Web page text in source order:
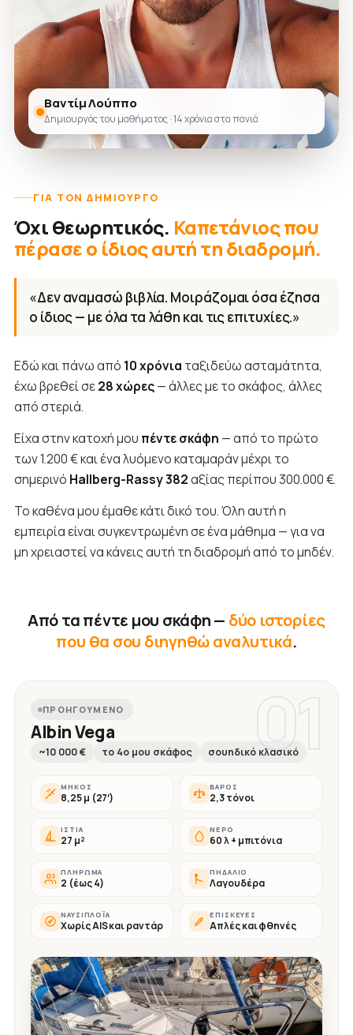
Βαντίμ Λούππο
Δημιουργός του μαθήματος · 14 χρόνια στα πανιά
ΓΙΑ ΤΟΝ ΔΗΜΙΟΥΡΓΌ
Όχι θεωρητικός. Καπετάνιος που
πέρασε ο ίδιος αυτή τη διαδρομή.
«Δεν αναμασώ βιβλία. Μοιράζομαι όσα έζησα
ο ίδιος — με όλα τα λάθη και τις επιτυχίες.»
Εδώ και πάνω από 10 χρόνια ταξιδεύω ασταμάτητα,
έχω βρεθεί σε28 χώρες— άλλες με το σκάφος, άλλες
από στεριά.
Είχα στην κατοχή μου πέντε σκάφη — από το πρώτο
των 1.200 € και ένα λυόμενο καταμαράν μέχρι το
σημερινό Hallberg-Rassy 382αξίας περίπου 300.000 €.
Το καθένα μου έμαθε κάτι δικό του. Όλη αυτή η
εμπειρία είναι συγκεντρωμένη σε ένα μάθημα — για να
μη χρειαστεί να κάνεις αυτή τη διαδρομή από το μηδέν.
Από τα πέντε μου σκάφη — δύο ιστορίες
που θα σου διηγηθώ αναλυτικά.
01
ΠΡΟΗΓΟΎΜΕΝΟ
Albin Vega
~10 000 € το 4ο μου σκάφος σουηδικό κλασικό
ΜΉΚΟΣ
8,25 μ (27′)
ΒΆΡΟΣ
2,3 τόνοι
ΙΣΤΊΑ
27 μ²
ΝΕΡΌ
60 λ + μπιτόνια
ΠΛΉΡΩΜΑ
2 (έως 4)
ΠΗΔΆΛΙΟ
Λαγουδέρα
ΝΑΥΣΙΠΛΟΪ́Α
Χωρίς AIS και ραντάρ
ΕΠΙΣΚΕΥΈΣ
Απλές και φθηνές